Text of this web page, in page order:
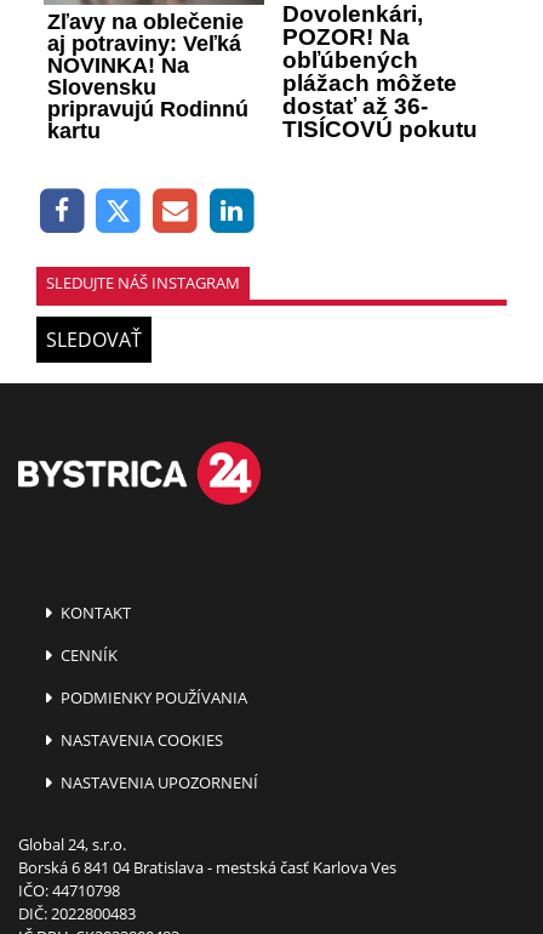
Zľavy na oblečenie
aj potraviny: Veľká
NOVINKA! Na
Slovensku
pripravujú Rodinnú
kartu
Dovolenkári,
POZOR! Na
obľúbených
plážach môžete
dostať až 36-
TISÍCOVÚ pokutu
SLEDUJTE NÁŠ INSTAGRAM
SLEDOVAŤ
KONTAKT
CENNÍK
PODMIENKY POUŽÍVANIA
NASTAVENIA COOKIES
NASTAVENIA UPOZORNENÍ
Global 24, s.r.o.
Borská 6 841 04 Bratislava - mestská časť Karlova Ves
IČO: 44710798
DIČ: 2022800483